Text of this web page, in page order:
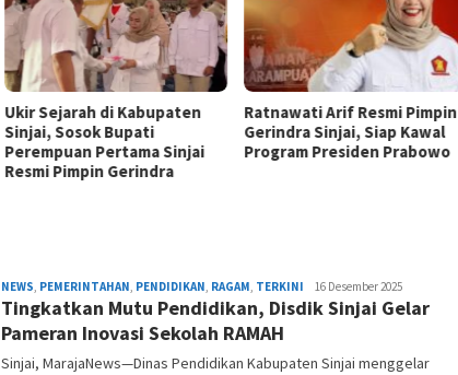
Ukir Sejarah di Kabupaten
Sinjai, Sosok Bupati
Perempuan Pertama Sinjai
Resmi Pimpin Gerindra
Ratnawati Arif Resmi Pimpin
Gerindra Sinjai, Siap Kawal
Program Presiden Prabowo
NEWS, PEMERINTAHAN, PENDIDIKAN, RAGAM, TERKINI Admin
Redaksi
16 Desember 2025
Tingkatkan Mutu Pendidikan, Disdik Sinjai Gelar
Pameran Inovasi Sekolah RAMAH
Sinjai, MarajaNews—Dinas Pendidikan Kabupaten Sinjai menggelar